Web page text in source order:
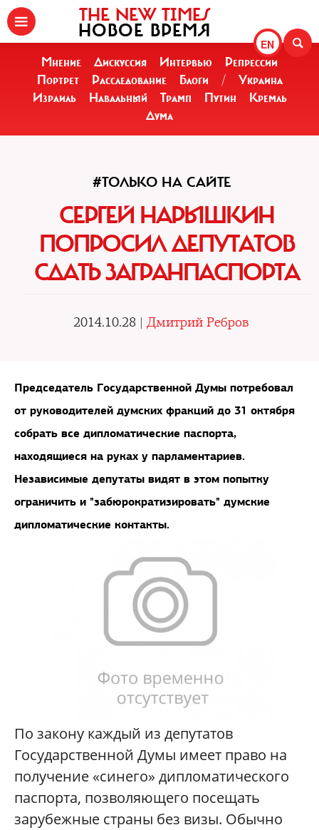
EN
THE NEW TIMES
НОВОЕ ВРЕМЯ
Мнение Дискуссия Интервью
Репрессии
Портрет
Расследование Блоги /
Украина
Израиль
Навальный Трамп Путин
Кремль
Дума
#ТОЛЬКО НА САЙТЕ
СЕРГЕЙ НАРЫШКИН
ПОПРОСИЛ ДЕПУТАТОВ
СДАТЬ ЗАГРАНПАСПОРТА
2014.10.28 | Дмитрий Ребров
Председатель Государственной Думы потребовал
от руководителей думских фракций до 31 октября
собрать все дипломатические паспорта,
находящиеся на руках у парламентариев.
Независимые депутаты видят в этом попытку
ограничить и "забюрократизировать" думские
дипломатические контакты.
По закону каждый из депутатов
Государственной Думы имеет право на
получение «синего» дипломатического
паспорта, позволяющего посещать
зарубежные страны без визы. Обычно